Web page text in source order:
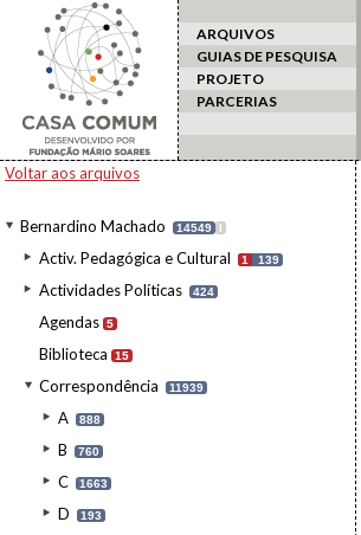
ARQUIVOS
GUIAS DE PESQUISA
PROJETO
PARCERIAS
Voltar aos arquivos
Bernardino Machado 14549 I
Activ. Pedagógica e Cultural 1 139
Actividades Políticas 424
Agendas 5
Biblioteca 15
Correspondência 11939
A 888
B 760
C 1663
D 193